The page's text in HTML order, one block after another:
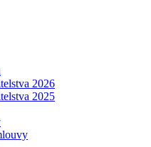
2026
2025